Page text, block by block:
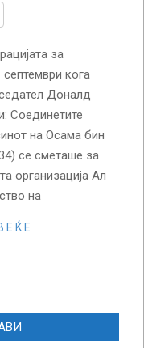
за
кога
Доналд
Соединетите
на Осама бин
се сметаше за
организација Ал
на